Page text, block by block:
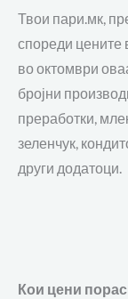
Твои пари.мк,
спореди цените
во октомври
бројни
преработки,
зеленчук,
други додатоци.
Кои цени